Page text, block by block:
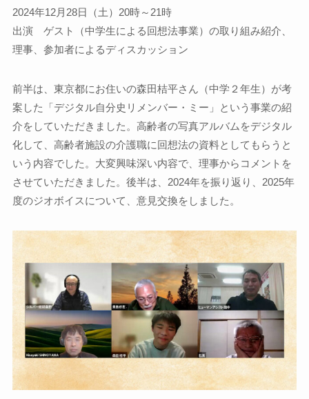
2024年12月28日（土）20時～21時
出演 ゲスト（中学生による回想法事業）の取り組み紹介、
理事、参加者によるディスカッション
前半は、東京都にお住いの森田桔平さん（中学２年生）が考
案した「デジタル自分史リメンバー・ミー」という事業の紹
介をしていただきました。高齢者の写真アルバムをデジタル
化して、高齢者施設の介護職に回想法の資料としてもらうと
いう内容でした。大変興味深い内容で、理事からコメントを
させていただきました。後半は、2024年を振り返り、2025年
度のジオボイスについて、意見交換をしました。